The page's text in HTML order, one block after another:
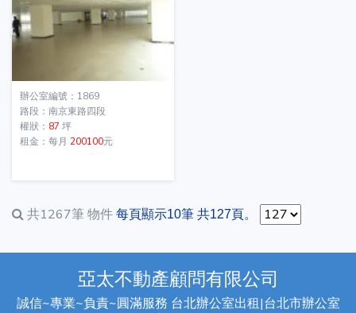
辦公室編號：1869
路段：南京東路四段
權狀： 87 坪
租金：每月 200100元
共1267筆 物件 每頁顯示10筆 共127頁。
亞太不動產顧問有限公司
誠信~專業~負責~圓滿服務 台北辦公室出租|台北市辦公室